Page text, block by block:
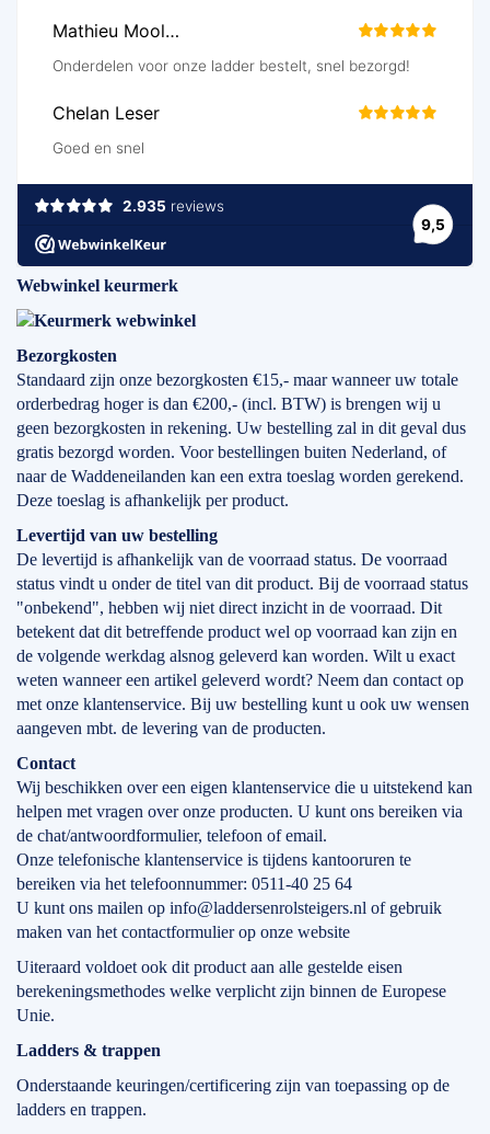
Webwinkel keurmerk
Bezorgkosten
Standaard zijn onze bezorgkosten €15,- maar wanneer uw totale
orderbedrag hoger is dan €200,- (incl. BTW) is brengen wij u
geen bezorgkosten in rekening. Uw bestelling zal in dit geval dus
gratis bezorgd worden. Voor bestellingen buiten Nederland, of
naar de Waddeneilanden kan een extra toeslag worden gerekend.
Deze toeslag is afhankelijk per product.
Levertijd van uw bestelling
De levertijd is afhankelijk van de voorraad status. De voorraad
status vindt u onder de titel van dit product. Bij de voorraad status
"onbekend", hebben wij niet direct inzicht in de voorraad. Dit
betekent dat dit betreffende product wel op voorraad kan zijn en
de volgende werkdag alsnog geleverd kan worden. Wilt u exact
weten wanneer een artikel geleverd wordt? Neem dan contact op
met onze klantenservice. Bij uw bestelling kunt u ook uw wensen
aangeven mbt. de levering van de producten.
Contact
Wij beschikken over een eigen klantenservice die u uitstekend kan
helpen met vragen over onze producten. U kunt ons bereiken via
de chat/antwoordformulier, telefoon of email.
Onze telefonische klantenservice is tijdens kantooruren te
bereiken via het telefoonnummer: 0511-40 25 64
U kunt ons mailen op info@laddersenrolsteigers.nl of gebruik
maken van het contactformulier op onze website
Uiteraard voldoet ook dit product aan alle gestelde eisen
berekeningsmethodes welke verplicht zijn binnen de Europese
Unie.
Ladders & trappen
Onderstaande keuringen/certificering zijn van toepassing op de
ladders en trappen.